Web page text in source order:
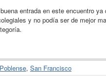
entrada en este encuentro
y no podía ser de mejor
Poblense, San Francisco